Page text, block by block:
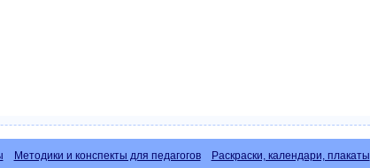
Методики и конспекты для педагогов Раскраски, календари, плакаты